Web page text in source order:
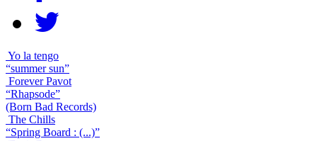
Yo la tengo
“summer sun”
Forever Pavot
“Rhapsode”
(Born Bad Records)
The Chills
“Spring Board : (...)”